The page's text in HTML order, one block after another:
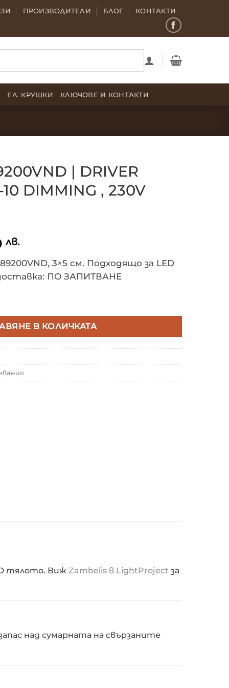
ПРОИЗВОДИТЕЛИ БЛОГ КОНТАКТИ
ЕЛ. КРУШКИ КЛЮЧОВЕ И КОНТАКТИ
| DRIVER
DIMMING , 230V
лв.
3×5 см. Подходящо за LED
ПО ЗАПИТВАНЕ
| DRIVER 200W TRIAC/1-10 DIMMING , 230V
В КОЛИЧКАТА
тялото. Виж Zambelis в LightProject за
над сумарната на свързаните